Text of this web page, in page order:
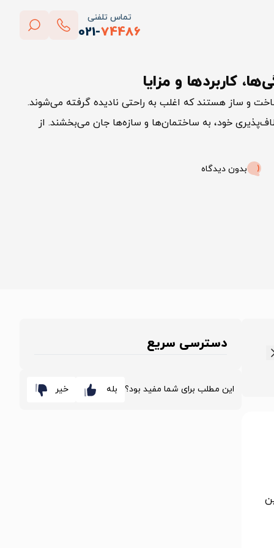
تماس تلفنی
021-74486
پاک کردن
کاربردها و مزایا
و ساز هستند که اغلب به راحتی نادیده گرفته می‌شوند.
خود، به ساختمان‌ها و سازه‌ها جان می‌بخشند. از
بدون دیدگاه
دسترسی سریع
این مطلب برای شما مفید بود؟ بله خیر